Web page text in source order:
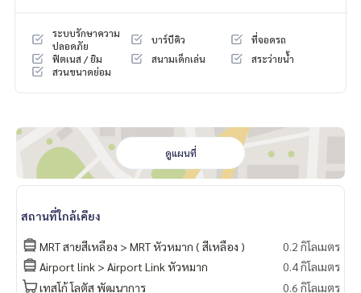
ระบบรักษาความ
ปลอดภัย
บาร์บีคิว
ที่จอดรถ
ฟิตเนส / ยิม
สนามเด็กเล่น
สระว่ายน้ำ
สวนขนาดย่อม
ดูแผนที่
สถานที่ใกล้เคียง
MRT สายสีเหลือง > MRT หัวหมาก ( สีเหลือง )
0.2 กิโลเมตร
Airport link > Airport Link หัวหมาก
0.4 กิโลเมตร
เทสโก้ โลตัส​ พัฒนาการ
0.6 กิโลเมตร